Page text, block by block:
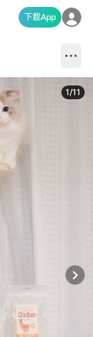
下載App
1/11